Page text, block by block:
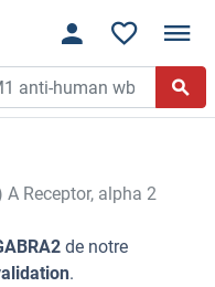
Receptor, alpha 2
de notre
.